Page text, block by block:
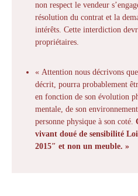
non respect le vendeur
résolution du contrat et la
intérêts. Cette interdiction
propriétaires.
« Attention nous décrivons
décrit, pourra probablement
en fonction de son évolution
mentale, de son
personne physique à son coté.
vivant doué de sensibilité
2015″ et non un meuble. »